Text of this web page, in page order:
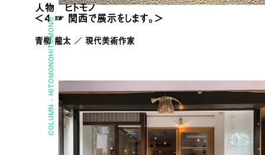
人物 ヒトモノ
＜4 ☞ 関西で展示をします。＞
青柳 龍太 ／ 現代美術作家
COLUMN -
HITOMONO
HITOMONO